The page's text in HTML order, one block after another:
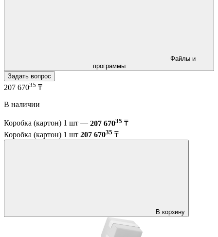
программы
Задать вопрос
207 67035 ₸
В наличии
Коробка (картон) 1 шт — 207 67035 ₸
Коробка (картон) 1 шт 207 67035 ₸
В корзину